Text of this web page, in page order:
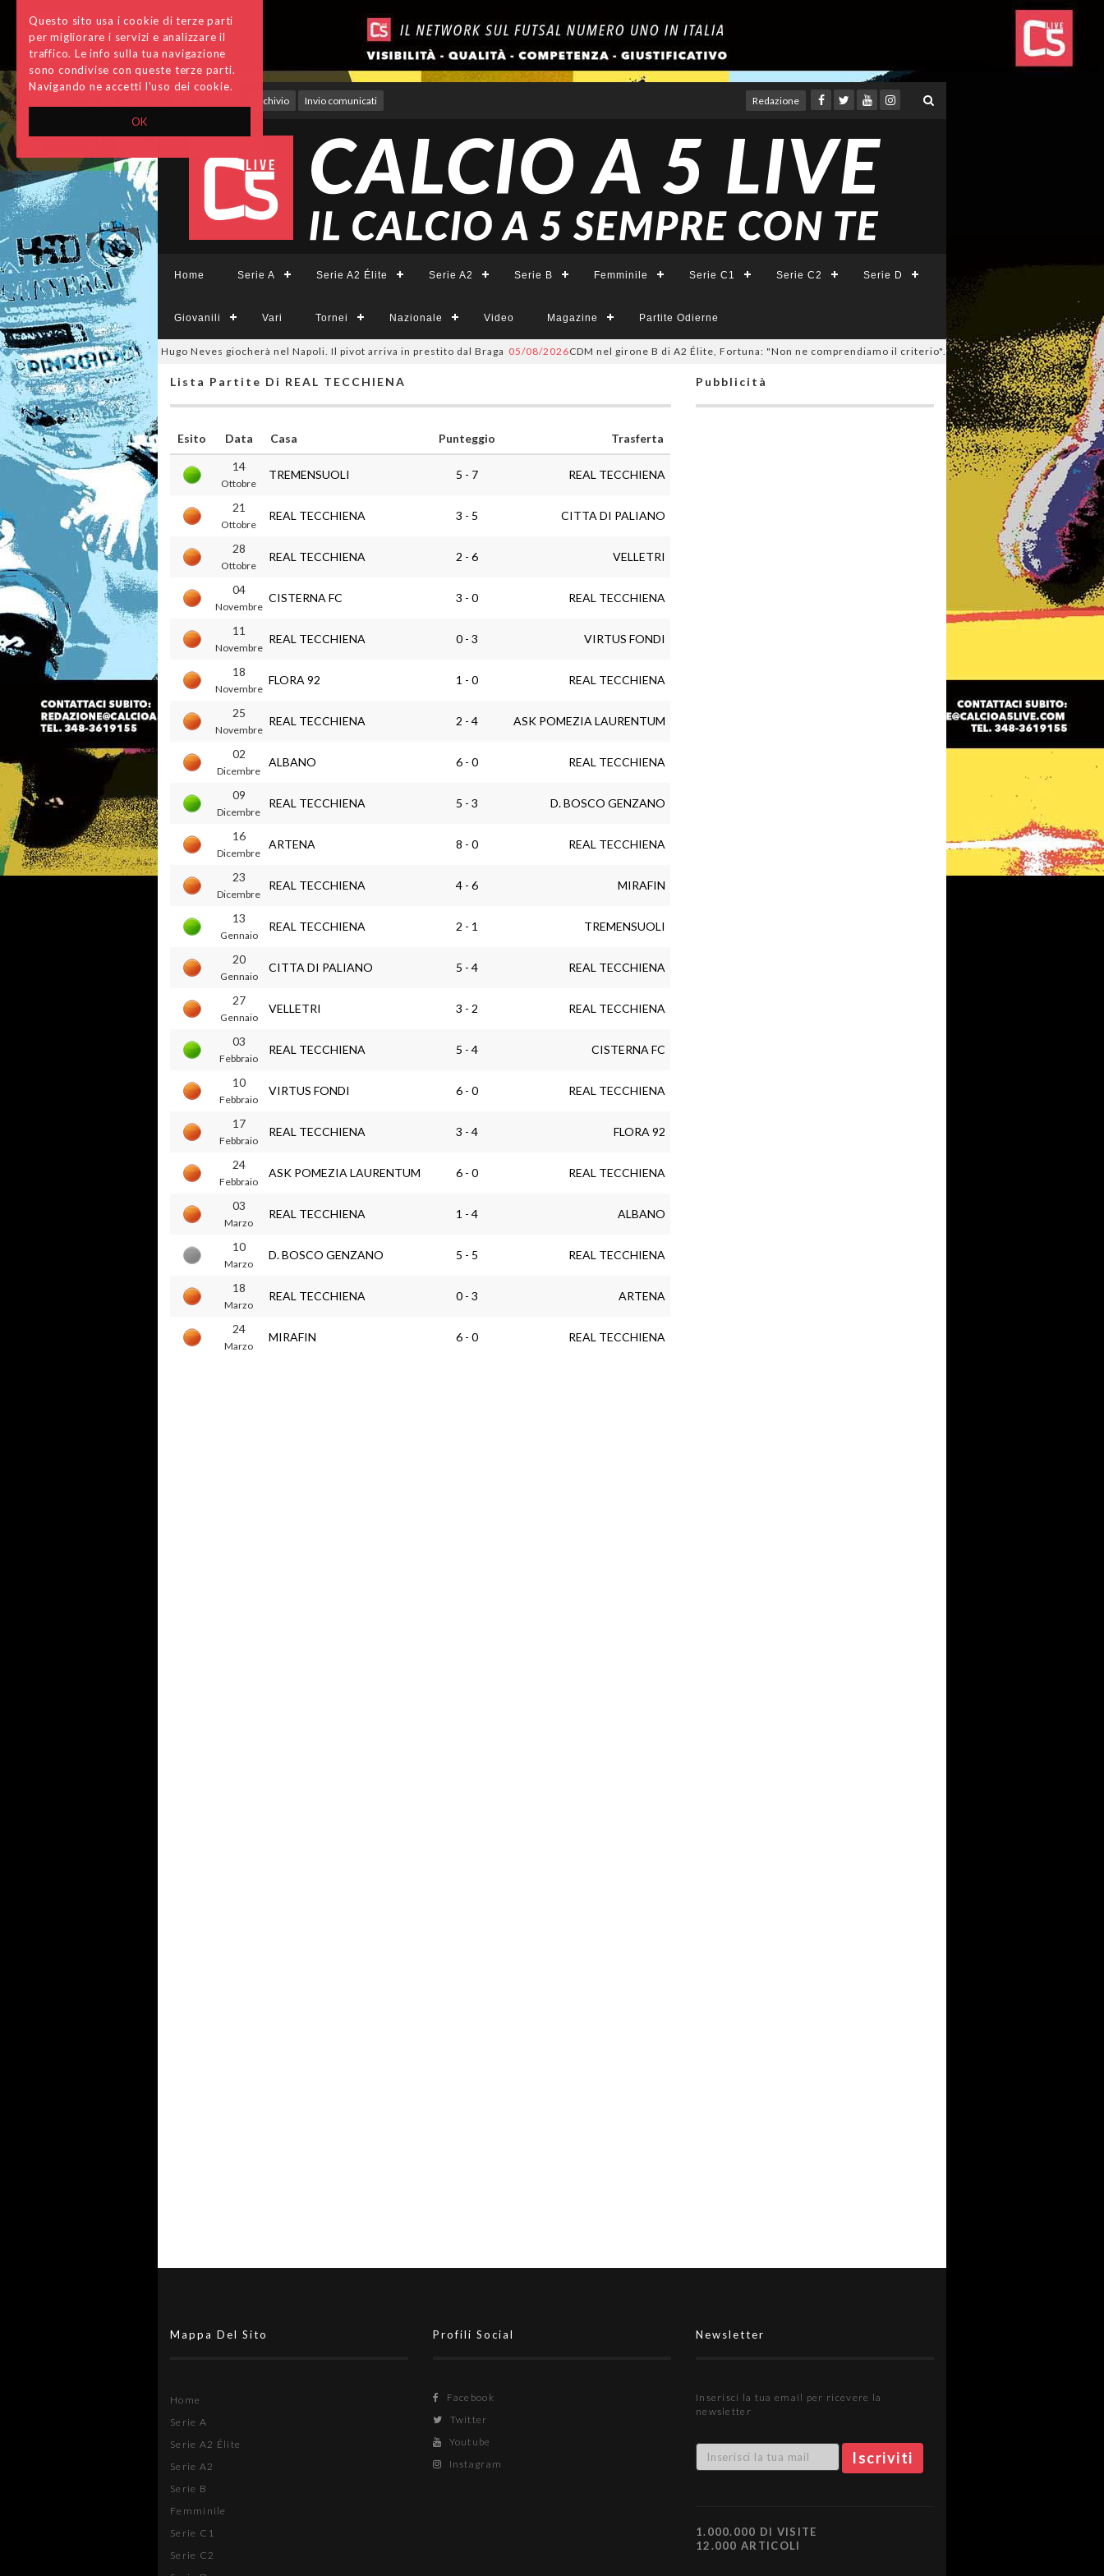
OK
Questo sito usa i cookie di terze parti
per migliorare i servizi e analizzare il
traffico. Le info sulla tua navigazione
sono condivise con queste terze parti.
Navigando ne accetti l'uso dei cookie.
Archivio Invio comunicati Redazione
Home Serie A Serie A2 Élite Serie A2 Serie B Femminile Serie C1 Serie C2 Serie D
Giovanili Vari Tornei Nazionale Video Magazine Partite Odierne
ora è ufficiale: Hugo Neves giocherà nel Napoli. Il pivot arriva in prestito dal Braga 05/08/2026CDM nel girone B di A2 Élite, Fortuna: "Non ne comprendiamo il criterio". E c'è l'ipotesi rinuncia! 04/08/2026
Lista Partite Di REAL TECCHIENA
Esito Data Casa Punteggio
Trasferta
14
Ottobre
TREMENSUOLI 5 - 7 REAL TECCHIENA
21
Ottobre
REAL TECCHIENA 3 - 5 CITTA DI PALIANO
28
Ottobre
REAL TECCHIENA 2 - 6 VELLETRI
04
Novembre
CISTERNA FC 3 - 0 REAL TECCHIENA
11
Novembre
REAL TECCHIENA 0 - 3 VIRTUS FONDI
18
Novembre
FLORA 92 1 - 0 REAL TECCHIENA
25
Novembre
REAL TECCHIENA 2 - 4 ASK POMEZIA LAURENTUM
02
Dicembre
ALBANO 6 - 0 REAL TECCHIENA
09
Dicembre
REAL TECCHIENA 5 - 3 D. BOSCO GENZANO
16
Dicembre
ARTENA 8 - 0 REAL TECCHIENA
23
Dicembre
REAL TECCHIENA 4 - 6 MIRAFIN
13
Gennaio
REAL TECCHIENA 2 - 1 TREMENSUOLI
20
Gennaio
CITTA DI PALIANO 5 - 4 REAL TECCHIENA
27
Gennaio
VELLETRI 3 - 2 REAL TECCHIENA
03
Febbraio
REAL TECCHIENA 5 - 4 CISTERNA FC
10
Febbraio
VIRTUS FONDI 6 - 0 REAL TECCHIENA
17
Febbraio
REAL TECCHIENA 3 - 4 FLORA 92
24
Febbraio
ASK POMEZIA LAURENTUM 6 - 0 REAL TECCHIENA
03
Marzo
REAL TECCHIENA 1 - 4 ALBANO
10
Marzo
D. BOSCO GENZANO 5 - 5 REAL TECCHIENA
18
Marzo
REAL TECCHIENA 0 - 3 ARTENA
24
Marzo
MIRAFIN 6 - 0 REAL TECCHIENA
Pubblicità
Mappa Del Sito
Home
Serie A
Serie A2 Élite
Serie A2
Serie B
Femminile
Serie C1
Serie C2
Profili Social
Facebook
Twitter
Youtube
Instagram
Newsletter
Inserisci la tua email per ricevere la
newsletter
1.000.000 DI VISITE
12.000 ARTICOLI